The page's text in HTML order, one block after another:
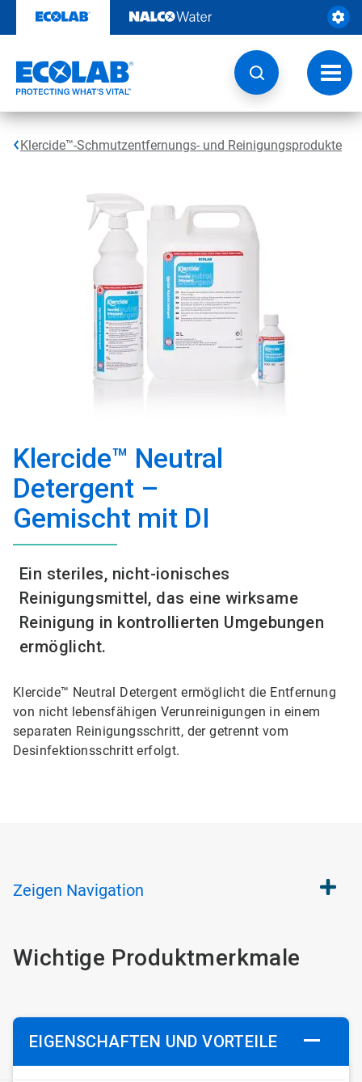
Inhalt
Klercide™-Schmutzentfernungs- und Reinigungsprodukte
Klercide™ Neutral
Detergent –
Gemischt mit DI
Ein steriles, nicht-ionisches
Reinigungsmittel, das eine wirksame
Reinigung in kontrollierten Umgebungen
ermöglicht.
Klercide™ Neutral Detergent ermöglicht die Entfernung
von nicht lebensfähigen Verunreinigungen in einem
separaten Reinigungsschritt, der getrennt vom
Desinfektionsschritt erfolgt.
Zeigen Navigation
Wichtige Produktmerkmale
EIGENSCHAFTEN UND VORTEILE